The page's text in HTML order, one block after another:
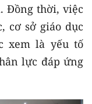
Đồng thời, việc
cơ sở giáo dục
xem là yếu tố
lực đáp ứng